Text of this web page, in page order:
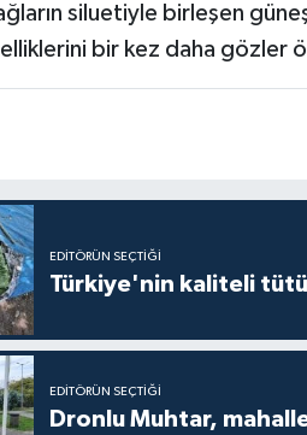
siluetiyle birleşen
bir kez daha gözler
EDITÖRÜN SEÇTIĞI
Türkiye'nin kaliteli
EDITÖRÜN SEÇTIĞI
Dronlu Muhtar,